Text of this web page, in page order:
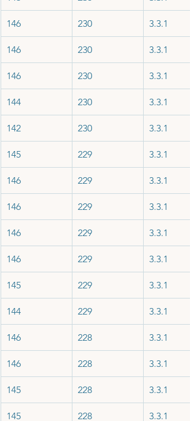
146 230 3.3.1
146 230 3.3.1
146 230 3.3.1
144 230 3.3.1
142 230 3.3.1
145 229 3.3.1
146 229 3.3.1
146 229 3.3.1
146 229 3.3.1
146 229 3.3.1
145 229 3.3.1
144 229 3.3.1
146 228 3.3.1
146 228 3.3.1
145 228 3.3.1
145 228 3.3.1